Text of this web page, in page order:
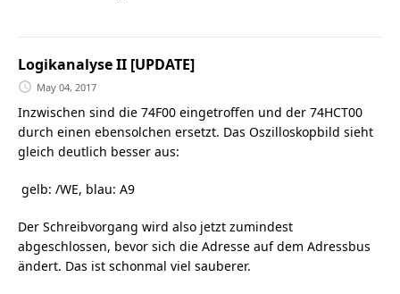
Logikanalyse II [UPDATE]
May 04, 2017
Inzwischen sind die 74F00 eingetroffen und der 74HCT00
durch einen ebensolchen ersetzt. Das Oszilloskopbild sieht
gleich deutlich besser aus:
gelb: /WE, blau: A9
Der Schreibvorgang wird also jetzt zumindest
abgeschlossen, bevor sich die Adresse auf dem Adressbus
ändert. Das ist schonmal viel sauberer.